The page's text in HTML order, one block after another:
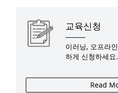
교육신청
이러닝, 오프라
하게 신청하세요.
Read